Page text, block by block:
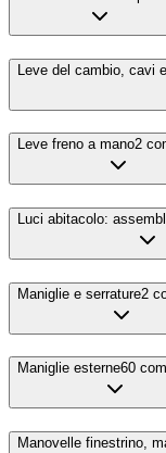
Leve del cambio, cavi
Leve freno a mano2
Luci abitacolo:
Maniglie e serrature2
Maniglie esterne60
Manovelle finestrino,